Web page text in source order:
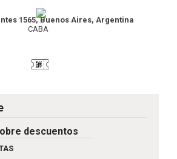
1565, Buenos Aires, Argentina
CABA
descuentos